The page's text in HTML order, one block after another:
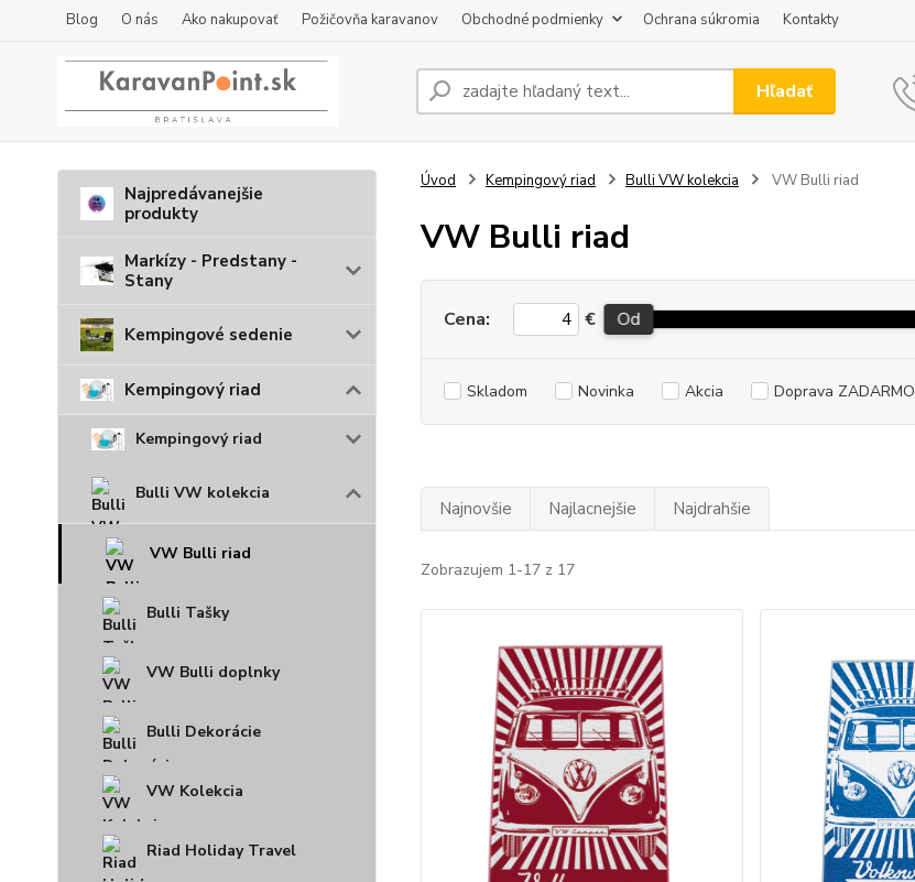
Blog O nás Ako nakupovať Požičovňa karavanov Obchodné podmienky Ochrana súkromia Kontakty
Hľadať
Najpredávanejšie
produkty
Markízy - Predstany -
Stany
Kempingové sedenie
Kempingový riad
Kempingový riad
Bulli VW kolekcia
VW Bulli riad
Bulli Tašky
VW Bulli doplnky
Bulli Dekorácie
VW Kolekcia
Riad Holiday Travel
Úvod Kempingový riad Bulli VW kolekcia VW Bulli riad
VW Bulli riad
Cena: € Od
Skladom Novinka Akcia Doprava ZADARMO
Najnovšie Najlacnejšie Najdrahšie
Zobrazujem 1-17 z 17